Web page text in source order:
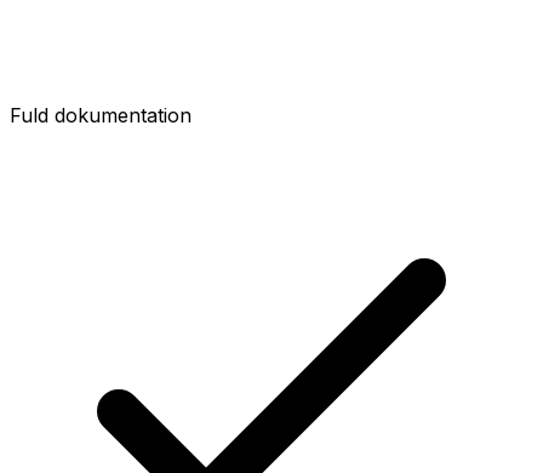
Fuld dokumentation